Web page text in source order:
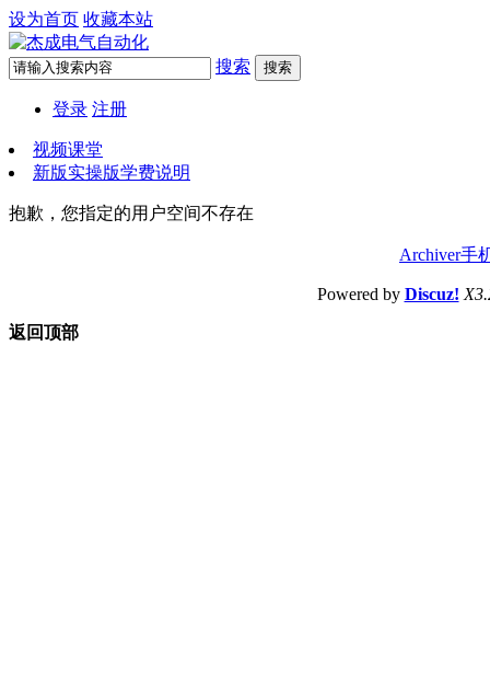
设为首页 收藏本站
搜索 搜索
登录 注册
视频课堂
新版实操版学费说明
抱歉，您指定的用户空间不存在
Archiver手
Powered by Discuz!
返回顶部